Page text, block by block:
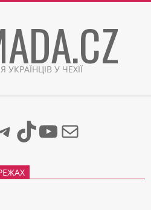
У ЧЕХІЇ
TikTok
YouTube
Mail